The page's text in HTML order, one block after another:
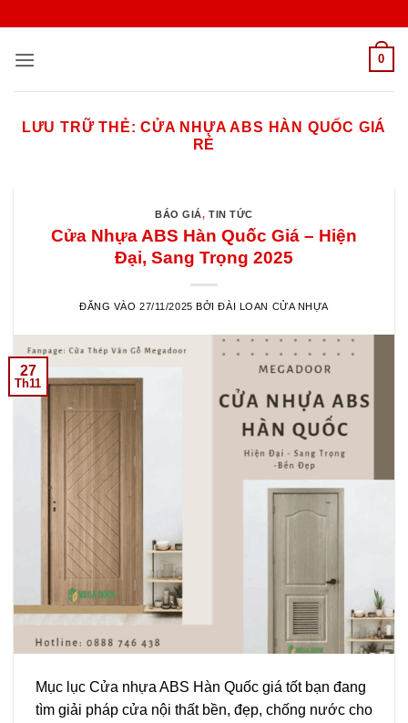
nội
0
LƯU TRỮ THẺ:CỬA NHỰA ABS HÀN QUỐC GIÁ
RẺ
BÁO GIÁ,TIN TỨC
Cửa Nhựa ABS Hàn Quốc Giá – Hiện
Đại, Sang Trọng 2025
ĐĂNG VÀO27/11/2025 BỞIĐÀI LOAN CỬA NHỰA
27
Th11
Mục lục Cửa nhựa ABS Hàn Quốc giá tốt bạn đang
tìm giải pháp cửa nội thất bền, đẹp, chống nước cho